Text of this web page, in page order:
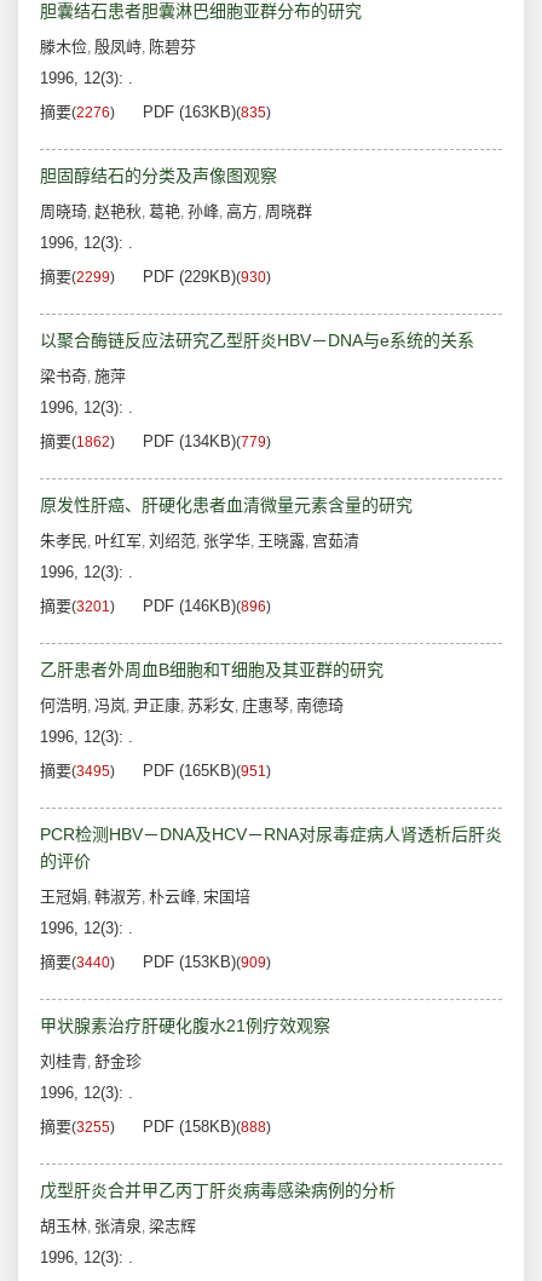
胆囊结石患者胆囊淋巴细胞亚群分布的研究
滕木俭, 殷凤峙, 陈碧芬
1996, 12(3): .
摘要(2276) PDF (163KB)(835)
胆固醇结石的分类及声像图观察
周晓琦, 赵艳秋, 葛艳, 孙峰, 高方, 周晓群
1996, 12(3): .
摘要(2299) PDF (229KB)(930)
以聚合酶链反应法研究乙型肝炎HBV－DNA与e系统的关系
梁书奇, 施萍
1996, 12(3): .
摘要(1862) PDF (134KB)(779)
原发性肝癌、肝硬化患者血清微量元素含量的研究
朱孝民, 叶红军, 刘绍范, 张学华, 王晓露, 宫茹清
1996, 12(3): .
摘要(3201) PDF (146KB)(896)
乙肝患者外周血B细胞和T细胞及其亚群的研究
何浩明 , 冯岚, 尹正康, 苏彩女, 庄惠琴, 南德琦
1996, 12(3): .
摘要(3495) PDF (165KB)(951)
PCR检测HBV－DNA及HCV－RNA对尿毒症病人肾透析后肝炎
的评价
王冠娟, 韩淑芳, 朴云峰, 宋国培
1996, 12(3): .
摘要(3440) PDF (153KB)(909)
甲状腺素治疗肝硬化腹水21例疗效观察
刘桂青, 舒金珍
1996, 12(3): .
摘要(3255) PDF (158KB)(888)
戊型肝炎合并甲乙丙丁肝炎病毒感染病例的分析
胡玉林, 张清泉, 梁志辉
1996, 12(3): .